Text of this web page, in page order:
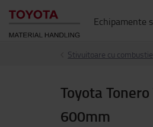
Echipamente
Stivuitoare cu combustie
Toyota
600mm